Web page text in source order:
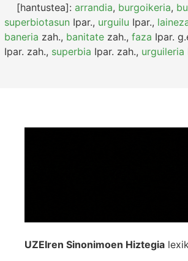
[hantustea]: arrandia, burgoikeria,
superbiotasun Ipar., urguilu Ipar.,
baneria zah., banitate zah., faza Ipar.
Ipar. zah., superbia Ipar. zah., urguileria
UZEIren Sinonimoen Hiztegia